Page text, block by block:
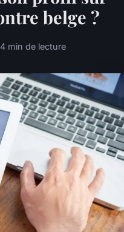
belge ?
4 min de lecture